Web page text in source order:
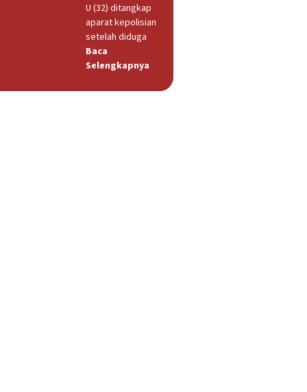
U (32) ditangkap
aparat kepolisian
setelah diduga
Baca
Selengkapnya